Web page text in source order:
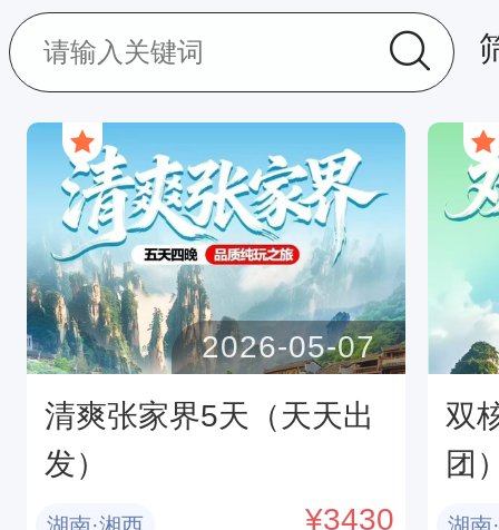
清爽张家界5天（天天出
发）
2026-05-07
¥3430
双
团